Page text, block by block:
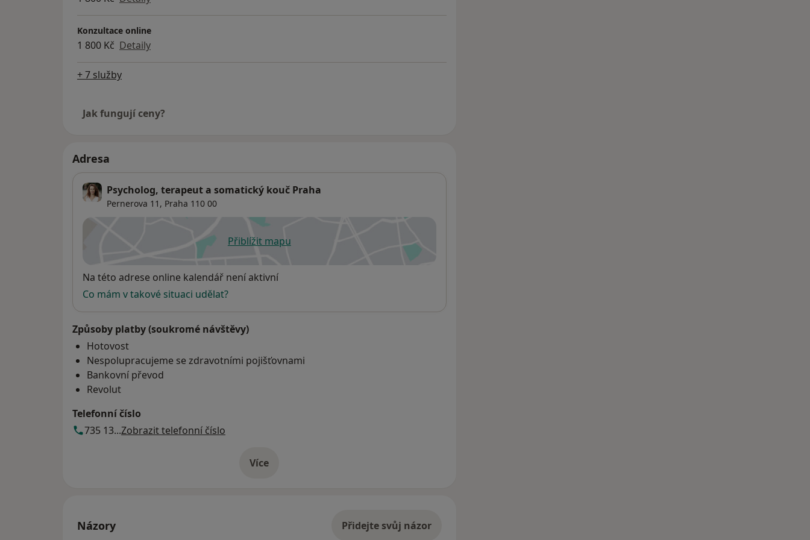
Konzultace online
1 800 Kč Detaily
+ 7 služby
Jak fungují ceny?
Adresa
Psycholog, terapeut a somatický kouč Praha
Pernerova 11, Praha 110 00
Přiblížit mapuse otevře v nové záložce
Dostupnost
Na této adrese online kalendář není aktivní
Co mám v takové situaci udělat?
Způsoby platby (soukromé návštěvy)
Hotovost
Nespolupracujeme se zdravotními pojišťovnami
Bankovní převod
Revolut
Telefonní číslo
735 13...Zobrazit telefonní číslo
Víceo adrese
Názory Přidejte svůj názor